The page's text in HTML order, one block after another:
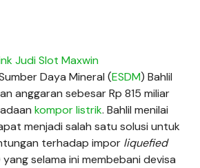
Judi Slot Maxwin
Daya Mineral (ESDM) Bahlil
anggaran sebesar Rp 815 miliar
kompor listrik. Bahlil menilai
menjadi salah satu solusi untuk
terhadap impor liquefied
yang selama ini membebani devisa